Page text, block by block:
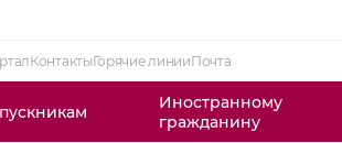
КонтактыГорячие линииПочта
Иностранному
гражданину